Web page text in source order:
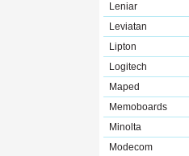
Leniar
Leviatan
Lipton
Logitech
Maped
Memoboards
Minolta
Modecom